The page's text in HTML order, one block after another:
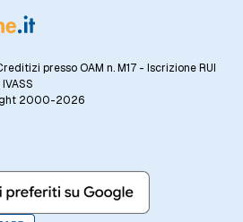
presso OAM n. M17 - Iscrizione RUI
2000-2026